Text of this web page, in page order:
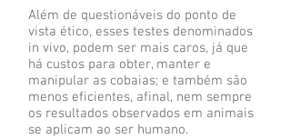
Além de questionáveis do ponto de
vista ético, esses testes denominados
in vivo, podem ser mais caros, já que
há custos para obter, manter e
manipular as cobaias; e também são
menos eficientes, afinal, nem sempre
os resultados observados em animais
se aplicam ao ser humano.